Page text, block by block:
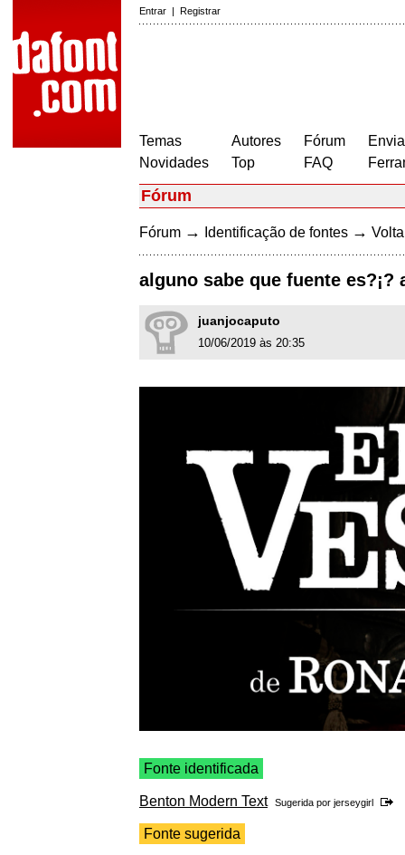
Entrar | Registrar
Temas
Novidades
Autores
Top
Fórum
FAQ
Fórum
Fórum → Identificação de fontes →
alguno sabe que fuente
juanjocaputo
10/06/2019 às 20:35
Fonte identificada
Benton Modern Text Sugerida por jerseygirl
Fonte sugerida